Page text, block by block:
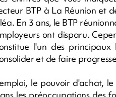
BTP à La Réunion et
En 3 ans, le BTP
ont disparu.
l'un des
et de faire
le pouvoir d'achat,
les préoccupations des